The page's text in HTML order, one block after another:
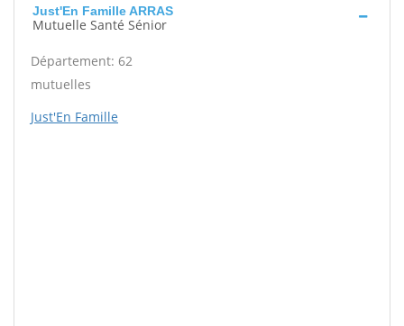
Just'En Famille ARRAS
Mutuelle Santé Sénior
Département: 62
mutuelles
Just'En Famille